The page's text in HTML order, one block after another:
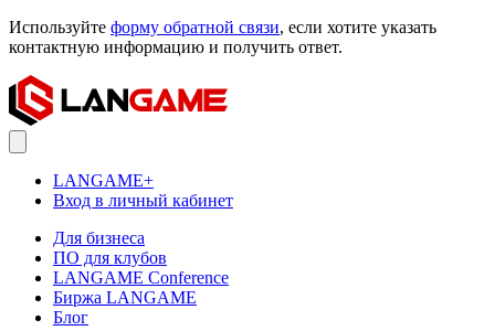
Используйте форму обратной связи, если хотите указать
контактную информацию и получить ответ.
LANGAME+
Вход в личный кабинет
Для бизнеса
ПО для клубов
LANGAME Conference
Биржа LANGAME
Блог